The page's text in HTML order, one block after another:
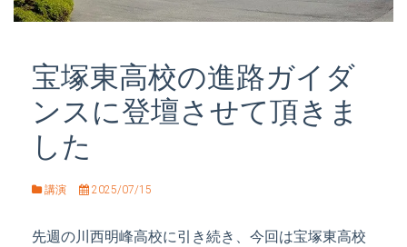
宝塚東高校の進路ガイダ
ンスに登壇させて頂きま
した
講演 2025/07/15
先週の川西明峰高校に引き続き、今回は宝塚東高校